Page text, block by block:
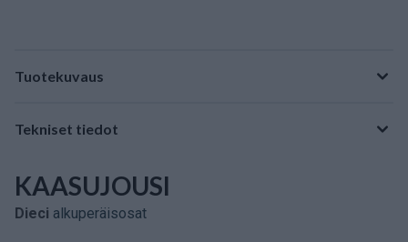
Tuotekuvaus
Tekniset tiedot
KAASUJOUSI
Dieci alkuperäisosat